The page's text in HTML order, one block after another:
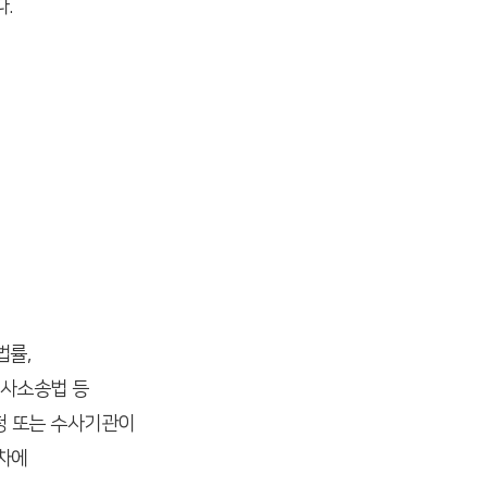
.
률,
소송법 등
는 수사기관이
에